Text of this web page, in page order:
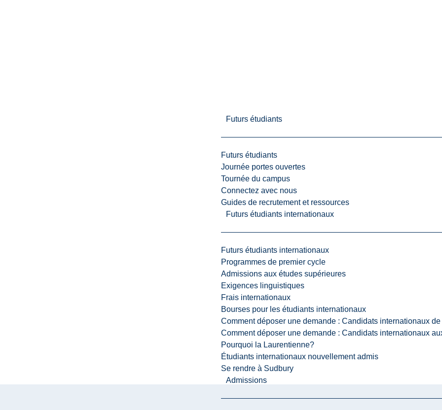
Futurs étudiants
Futurs étudiants
Journée portes ouvertes
Tournée du campus
Connectez avec nous
Guides de recrutement et ressources
Futurs étudiants internationaux
Futurs étudiants internationaux
Programmes de premier cycle
Admissions aux études supérieures
Exigences linguistiques
Frais internationaux
Bourses pour les étudiants internationaux
Comment déposer une demande : Candidats internationaux
Comment déposer une demande : Candidats internationaux
Pourquoi la Laurentienne?
Étudiants internationaux nouvellement admis
Se rendre à Sudbury
Admissions